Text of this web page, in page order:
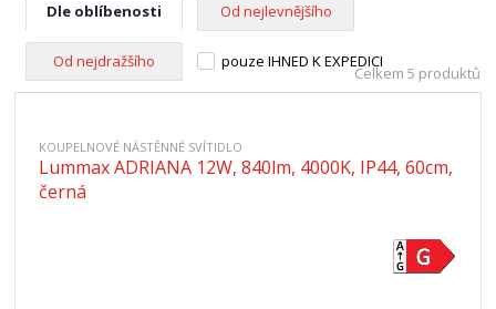
Dle oblíbenosti Od nejlevnějšího
Od nejdražšího pouze IHNED K EXPEDICI
Celkem 5 produktů
KOUPELNOVÉ NÁSTĚNNÉ SVÍTIDLO
Lummax ADRIANA 12W, 840lm, 4000K, IP44, 60cm,
černá